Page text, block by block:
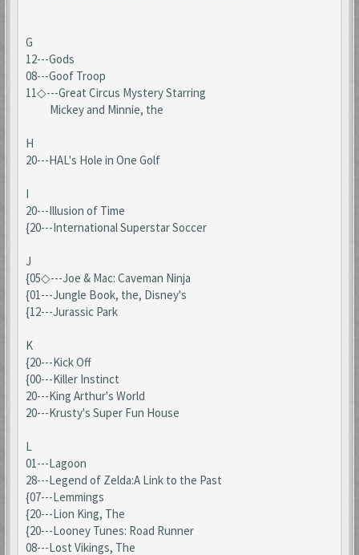
G
12---Gods
08---Goof Troop
11◇---Great Circus Mystery Starring
Mickey and Minnie, the
H
20---HAL's Hole in One Golf
I
20---Illusion of Time
{20---International Superstar Soccer
J
{05◇---Joe & Mac: Caveman Ninja
{01---Jungle Book, the, Disney's
{12---Jurassic Park
K
{20---Kick Off
{00---Killer Instinct
20---King Arthur's World
20---Krusty's Super Fun House
L
01---Lagoon
28---Legend of Zelda:A Link to the Past
{07---Lemmings
{20---Lion King, The
{20---Looney Tunes: Road Runner
08---Lost Vikings, The